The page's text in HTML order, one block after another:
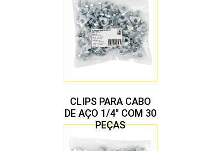
CLIPS PARA CABO
DE AÇO 1/4″ COM 30
PEÇAS